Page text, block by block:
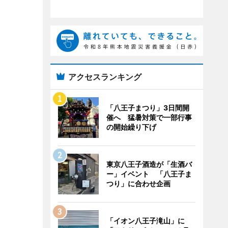
アクセスランキング
「八王子まつり」3日間開
催へ 猛暑対策で一部行事
の開始繰り下げ
東京八王子酒造が「生酒バ
ー」イベント 「八王子ま
つり」に合わせ企画
「イオン八王子滝山」に